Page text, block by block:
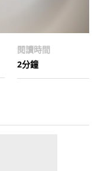
閱讀時間
2分鐘